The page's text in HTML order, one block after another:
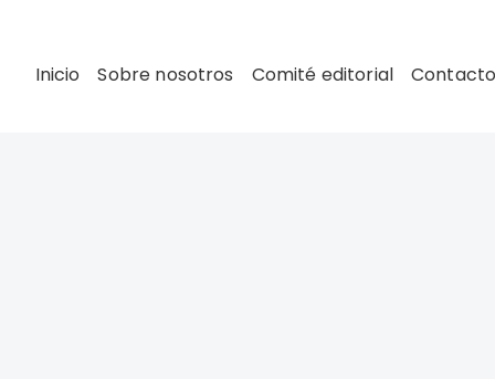
Inicio Sobre nosotros Comité editorial Contacto